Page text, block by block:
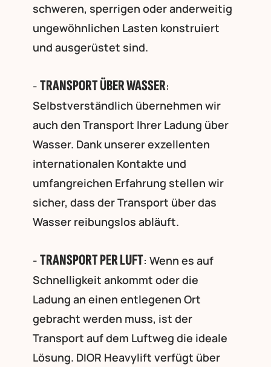
schweren, sperrigen oder anderweitig
ungewöhnlichen Lasten konstruiert
und ausgerüstet sind.
- TRANSPORT ÜBER WASSER:
Selbstverständlich übernehmen wir
auch den Transport Ihrer Ladung über
Wasser. Dank unserer exzellenten
internationalen Kontakte und
umfangreichen Erfahrung stellen wir
sicher, dass der Transport über das
Wasser reibungslos abläuft.
- TRANSPORT PER LUFT: Wenn es auf
Schnelligkeit ankommt oder die
Ladung an einen entlegenen Ort
gebracht werden muss, ist der
Transport auf dem Luftweg die ideale
Lösung. DIOR Heavylift verfügt über